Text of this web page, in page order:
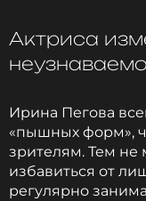
Актриса
Ирина Пегова
«пышных форм»,
зрителям. Тем не
избавиться от
регулярно